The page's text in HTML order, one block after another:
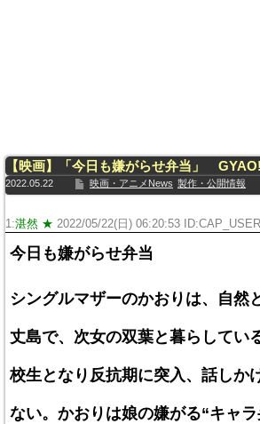
【映画】「今日も嫌がらせ弁当」
2022.05.22 映画・アニメNews 製作・公開情報
1:湛然 ★ 2022/05/22(日) 06:20:53
今日も嫌がらせ弁当
シングルマザーのかおりは、自然
丈島で、次女の双葉と暮らしてい
校生となり反抗期に突入、話しか
ない。かおりは娘の嫌がる“キャ